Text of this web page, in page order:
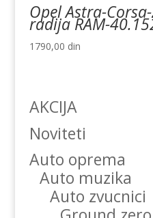
Opel Astra-
radija RAM-
1790,00 din
AKCIJA
Noviteti
Auto oprema
Auto muzika
Auto zvucnici